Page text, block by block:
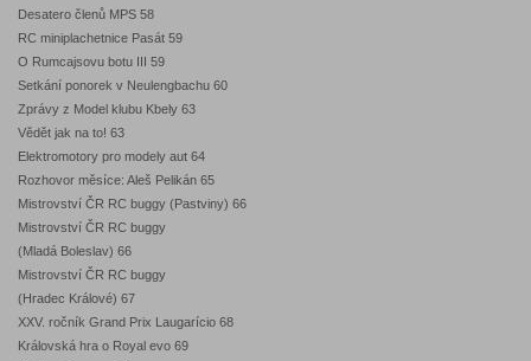
Desatero členů MPS 58
RC miniplachetnice Pasát 59
O Rumcajsovu botu III 59
Setkání ponorek v Neulengbachu 60
Zprávy z Model klubu Kbely 63
Vědět jak na to! 63
Elektromotory pro modely aut 64
Rozhovor měsíce: Aleš Pelikán 65
Mistrovství ČR RC buggy (Pastviny) 66
Mistrovství ČR RC buggy
(Mladá Boleslav) 66
Mistrovství ČR RC buggy
(Hradec Králové) 67
XXV. ročník Grand Prix Laugarício 68
Královská hra o Royal evo 69